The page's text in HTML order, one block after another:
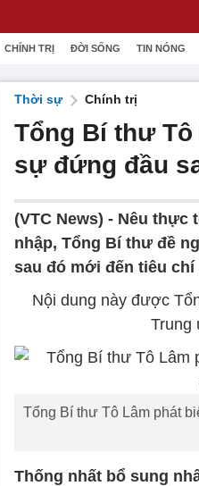
CHÍNH TRỊ ĐỜI SỐNG TIN NÓNG
Thời sự Chính trị
Tổng Bí thư
sự đứng đầu
(VTC News) - Nêu thực
nhập, Tổng Bí thư đề
sau đó mới đến tiêu chí
Nội dung này được
Trung
Tổng Bí thư Tô Lâm phát
Thống nhất bổ sung